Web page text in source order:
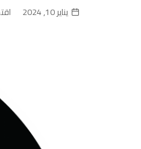
يناير 10, 2024